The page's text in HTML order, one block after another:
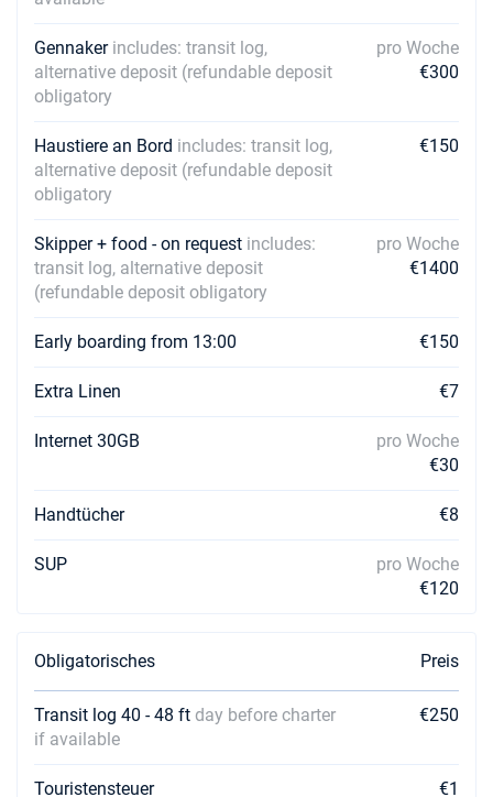
Gennaker includes: transit log,
alternative deposit (refundable deposit
obligatory
pro Woche
€300
Haustiere an Bord includes: transit log,
alternative deposit (refundable deposit
obligatory
€150
Skipper + food - on request includes:
transit log, alternative deposit
(refundable deposit obligatory
pro Woche
€1400
Early boarding from 13:00 €150
Extra Linen €7
Internet 30GB
pro Woche
€30
Handtücher €8
SUP
pro Woche
€120
Obligatorisches Preis
Transit log 40 - 48 ft day before charter
if available
€250
Touristensteuer €1